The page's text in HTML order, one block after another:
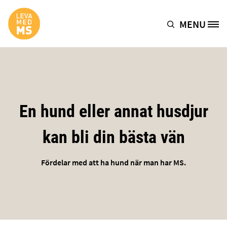
Site Logo MENU
En hund eller annat husdjur
kan bli din bästa vän
Fördelar med att ha hund när man har MS.